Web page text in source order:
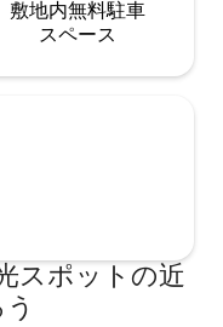
敷地内無料駐⁠車
ス⁠ペ⁠ー⁠ス
スポットの近